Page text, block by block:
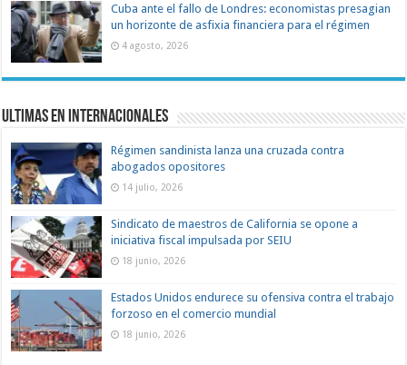
Cuba ante el fallo de Londres: economistas presagian
un horizonte de asfixia financiera para el régimen
4 agosto, 2026
Ultimas en Internacionales
Régimen sandinista lanza una cruzada contra
abogados opositores
14 julio, 2026
Sindicato de maestros de California se opone a
iniciativa fiscal impulsada por SEIU
18 junio, 2026
Estados Unidos endurece su ofensiva contra el trabajo
forzoso en el comercio mundial
18 junio, 2026